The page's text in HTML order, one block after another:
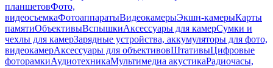
планшетовФото,
видеосъемкаФотоаппаратыВидеокамерыЭкшн-камерыКарты
памятиОбъективыВспышкиАксессуары для камерСумки и
чехлы для камерЗарядные устройства, аккумуляторы для фото,
видеокамерАксессуары для объективовШтативыЦифровые
фоторамкиАудиотехникаМультимедиа акустикаРадиочасы,